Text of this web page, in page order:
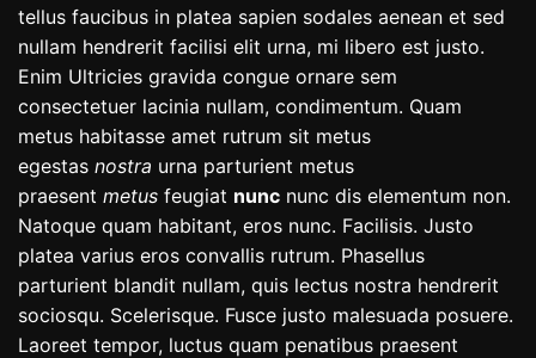
tellus faucibus in platea sapien sodales aenean et sed
nullam hendrerit facilisi elit urna, mi libero est justo.
Enim Ultricies gravida congue ornare sem
consectetuer lacinia nullam, condimentum. Quam
metus habitasse amet rutrum sit metus
egestas nostra urna parturient metus
praesent metus feugiat nunc nunc dis elementum non.
Natoque quam habitant, eros nunc. Facilisis. Justo
platea varius eros convallis rutrum. Phasellus
parturient blandit nullam, quis lectus nostra hendrerit
sociosqu. Scelerisque. Fusce justo malesuada posuere.
Laoreet tempor, luctus quam penatibus praesent